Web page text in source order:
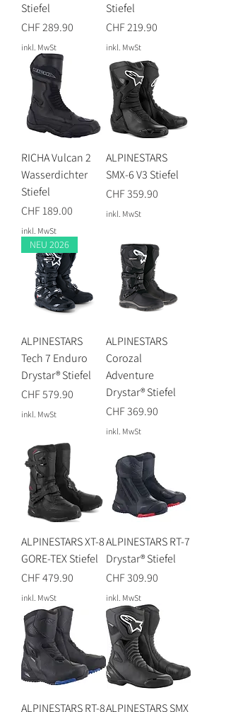
Stiefel
Preis
CHF 289.90
inkl. MwSt
Stiefel
Preis
CHF 219.90
inkl. MwSt
RICHA Vulcan 2
Wasserdichter
Stiefel
Preis
CHF 189.00
inkl. MwSt
ALPINESTARS
SMX-6 V3 Stiefel
Preis
CHF 359.90
inkl. MwSt
NEU 2026
ALPINESTARS
Tech 7 Enduro
Drystar® Stiefel
Preis
CHF 579.90
inkl. MwSt
ALPINESTARS
Corozal
Adventure
Drystar® Stiefel
Preis
CHF 369.90
inkl. MwSt
ALPINESTARS XT-8
GORE-TEX Stiefel
Preis
CHF 479.90
inkl. MwSt
ALPINESTARS RT-7
Drystar® Stiefel
Preis
CHF 309.90
inkl. MwSt
ALPINESTARS RT-8ALPINESTARS SMX